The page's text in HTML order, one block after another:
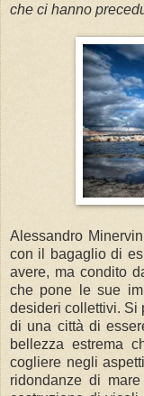
che ci hanno
Alessandro
con il bagaglio di
avere, ma condito
che pone le sue
desideri collettivi. Si
di una città di
bellezza estrema
cogliere negli
ridondanze di